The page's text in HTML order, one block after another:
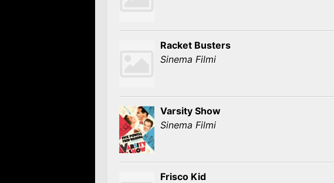
Racket Busters
Sinema Filmi
Varsity Show
Sinema Filmi
Frisco Kid